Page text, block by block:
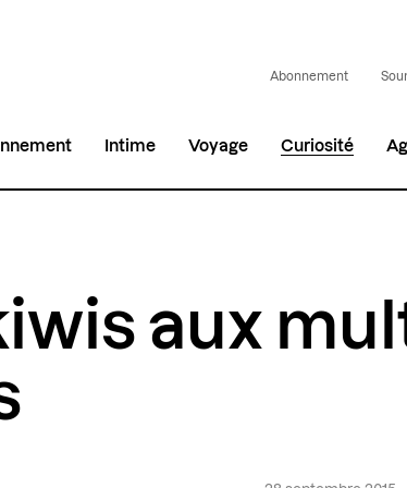
Abonnement
Intime Voyage Curiosité
aux